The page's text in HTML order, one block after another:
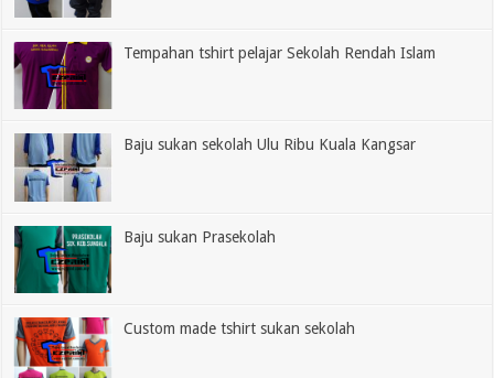
Tempahan tshirt pelajar Sekolah Rendah Islam
Baju sukan sekolah Ulu Ribu Kuala Kangsar
Baju sukan Prasekolah
Custom made tshirt sukan sekolah